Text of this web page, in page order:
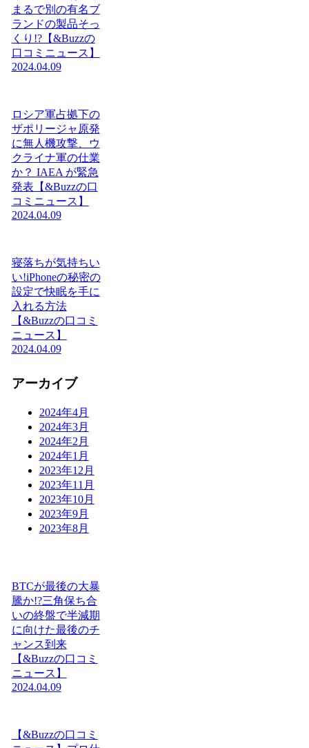
まるで別の有名ブ
ランドの製品そっ
くり!?【&Buzzの
口コミニュース】
2024.04.09
ロシア軍占拠下の
ザポリージャ原発
に無人機攻撃、ウ
クライナ軍の仕業
か？ IAEA が緊急
発表【&Buzzの口
コミニュース】
2024.04.09
寝落ちが気持ちい
い!iPhoneの秘密の
設定で快眠を手に
入れる方法
【&Buzzの口コミ
ニュース】
2024.04.09
アーカイブ
2024年4月
2024年3月
2024年2月
2024年1月
2023年12月
2023年11月
2023年10月
2023年9月
2023年8月
BTCが最後の大暴
騰か!?三角保ち合
いの終盤で半減期
に向けた最後のチ
ャンス到来
【&Buzzの口コミ
ニュース】
2024.04.09
【&Buzzの口コミ